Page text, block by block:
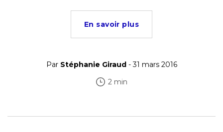
En savoir plus
Par Stéphanie Giraud- 31 mars 2016
2 min